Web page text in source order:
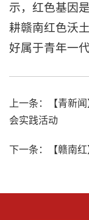
示，红色基因
耕赣南红色沃
好属于青年一
上一条：
【青新
会实践活动
下一条： 【赣南